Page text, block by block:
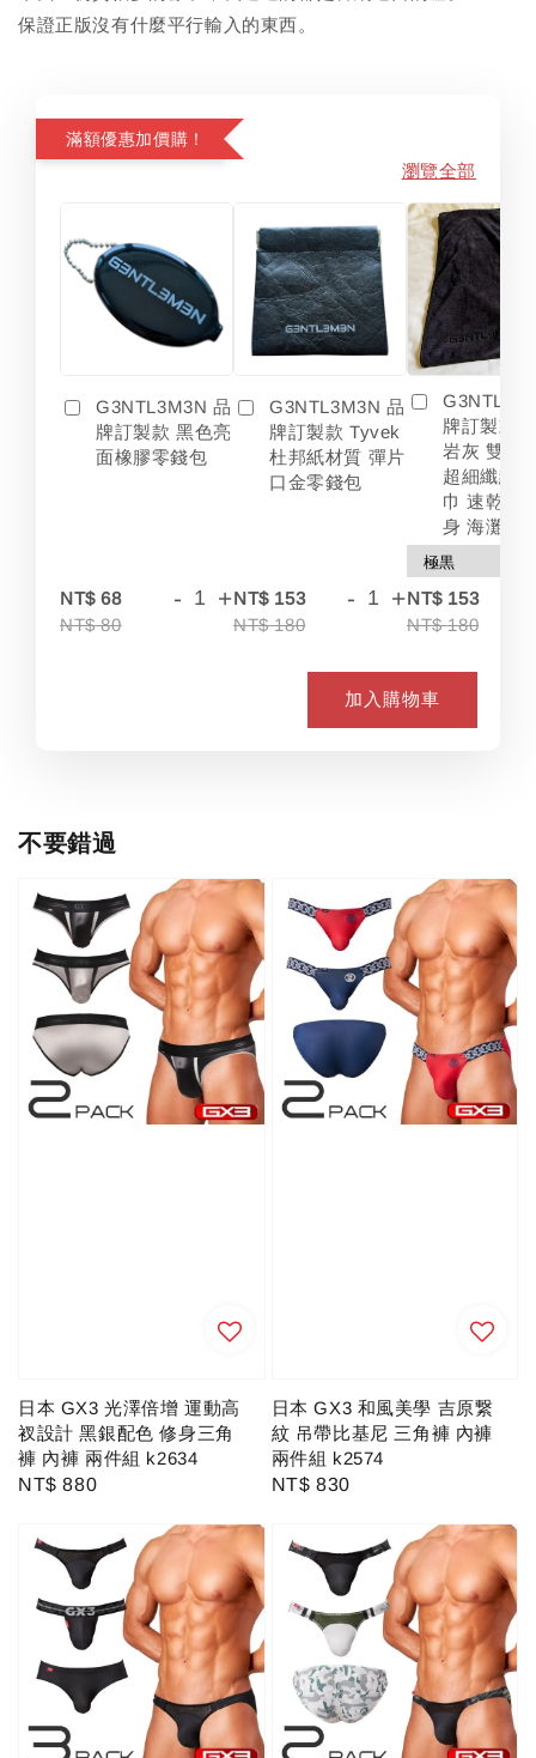
保證正版沒有什麼平行輸入的東西。
滿額優惠加價購！
瀏覽全部
G3NTL3M3N 品
牌訂製款 黑色亮
面橡膠零錢包
NT$ 68
NT$ 80
- +
G3NTL3M3N 品
牌訂製款 Tyvek
杜邦紙材質 彈片
口金零錢包
NT$ 153
NT$ 180
- +
牌訂製款
岩灰 雙色
超細纖維
巾 速乾 吸
身 海灘
NT$ 153
NT$ 180
加入購物車
不要錯過
日本 GX3 光澤倍增 運動高
衩設計 黑銀配色 修身三角
褲 內褲 兩件組 k2634
Regular
NT$ 880
日本 GX3 和風美學 吉原繋
紋 吊帶比基尼 三角褲 內褲
兩件組 k2574
Regular
NT$ 830